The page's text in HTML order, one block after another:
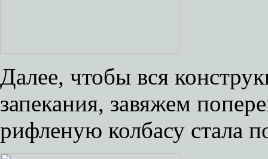
Далее, чтобы вся
запекания, завяжем
рифленую колбасу стала